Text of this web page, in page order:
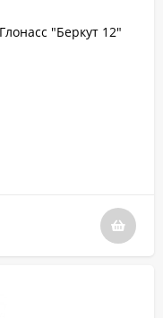
"Беркут 12"